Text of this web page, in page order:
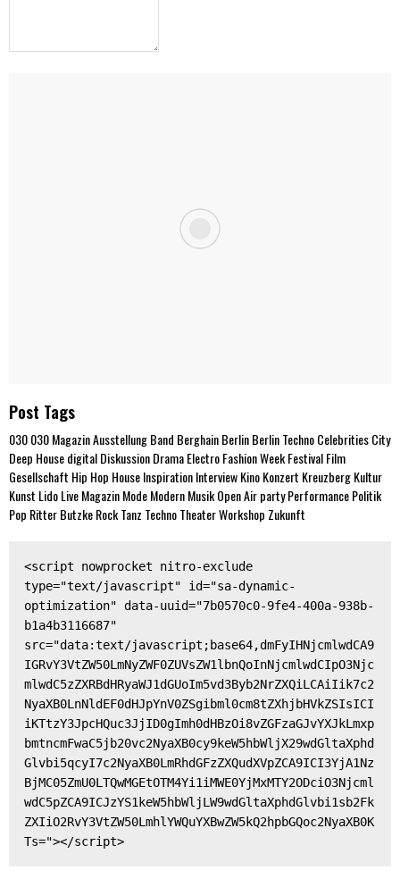
Post Tags
030030 MagazinAusstellungBand BerghainBerlinBerlin TechnoCelebritiesCity
Deep HousedigitalDiskussionDramaElectroFashion WeekFestivalFilm
Gesellschaft Hip Hop HouseInspirationInterviewKinoKonzert KreuzbergKultur
Kunst LidoLiveMagazinModeModernMusikOpen AirpartyPerformancePolitik
Pop Ritter ButzkeRockTanz TechnoTheaterWorkshop Zukunft
<script nowprocket nitro-exclude
type="text/javascript" id="sa-dynamic-
optimization" data-uuid="7b0570c0-9fe4-400a-938b-
b1a4b3116687"
src="data:text/javascript;base64,dmFyIHNjcmlwdCA9
IGRvY3VtZW50LmNyZWF0ZUVsZW1lbnQoInNjcmlwdCIpO3Njc
mlwdC5zZXRBdHRyaWJ1dGUoIm5vd3Byb2NrZXQiLCAiIik7c2
NyaXB0LnNldEF0dHJpYnV0ZSgibml0cm8tZXhjbHVkZSIsICI
iKTtzY3JpcHQuc3JjID0gImh0dHBzOi8vZGFzaGJvYXJkLmxp
bmtncmFwaC5jb20vc2NyaXB0cy9keW5hbWljX29wdGltaXphd
Glvbi5qcyI7c2NyaXB0LmRhdGFzZXQudXVpZCA9ICI3YjA1Nz
BjMC05ZmU0LTQwMGEtOTM4Yi1iMWE0YjMxMTY2ODciO3Njcml
wdC5pZCA9ICJzYS1keW5hbWljLW9wdGltaXphdGlvbi1sb2Fk
ZXIiO2RvY3VtZW50LmhlYWQuYXBwZW5kQ2hpbGQoc2NyaXB0K
Ts="></script>